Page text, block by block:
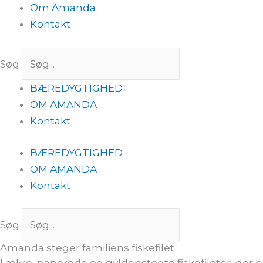
Om Amanda
Kontakt
Søg
BÆREDYGTIGHED
OM AMANDA
Kontakt
BÆREDYGTIGHED
OM AMANDA
Kontakt
Søg
Amanda steger familiens fiskefilet